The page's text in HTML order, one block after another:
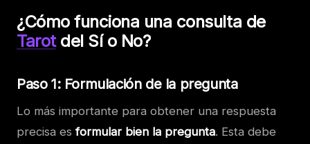
¿Cómo funciona una consulta de
Tarotdel Sí o No?
Paso 1: Formulación de la pregunta
Lo más importante para obtener una respuesta
precisa esformular bien la pregunta. Esta debe